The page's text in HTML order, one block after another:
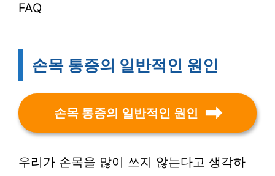
FAQ
손목 통증의 일반적인 원인
손목 통증의 일반적인 원인
우리가 손목을 많이 쓰지 않는다고 생각하